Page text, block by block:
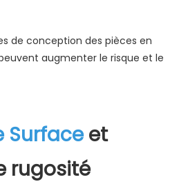
Surfaceet
rugosité